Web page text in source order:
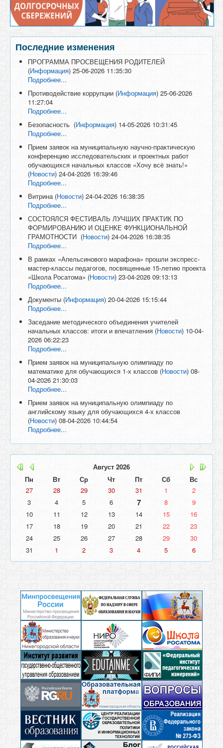
Последние изменения
ПРОГРАММА ПРОСВЕЩЕНИЯ РОДИТЕЛЕЙ
(Информация) 25-06-2026 11:35:30
Подробнее...
Противодействие коррупции (Информация) 25-06-2026
11:27:04
Подробнее...
Безопасность (Информация) 14-05-2026 10:31:45
Подробнее...
Прием заявок на муниципальную научно-практическую
конференцию исследовательских и проектных работ
обучающихся начальных классов «Хочу всё знать!»
(Новости) 24-04-2026 16:39:46
Подробнее...
Витрина (Новости) 24-04-2026 16:38:35
Подробнее...
СОСТОЯЛСЯ ФЕСТИВАЛЬ ЛУЧШИХ ПРАКТИК ПО
ФОРМИРОВАНИЮ И ОЦЕНКЕ ФУНКЦИОНАЛЬНОЙ
ГРАМОТНОСТИ (Новости) 24-04-2026 16:38:35
Подробнее...
В рамках «Апельсинового марафона» прошли экспресс-
мастер-классы педагогов, посвященные 15-летию проекта
«Школа Росатома» (Новости) 23-04-2026 09:13:13
Подробнее...
Документы (Информация) 20-04-2026 15:15:44
Подробнее...
Заседание методического объединения учителей
начальных классов: итоги и впечатления (Новости) 10-04-
2026 06:22:23
Подробнее...
Прием заявок на муниципальную олимпиаду по
математике для обучающихся 1-х классов (Новости) 08-
04-2026 21:30:03
Подробнее...
Прием заявок на муниципальную олимпиаду по
английскому языку для обучающихся 4-х классов
(Новости) 08-04-2026 10:44:54
Подробнее...
Август 2026
Пн
Вт Ср Чт Пт Сб
Вс
27
28 29 30 31 1
2
3
4 5 6 7 8
9
10
11 12 13 14 15
16
17
18 19 20 21 22
23
24
25 26 27 28 29
30
31
1 2 3 4 5 6